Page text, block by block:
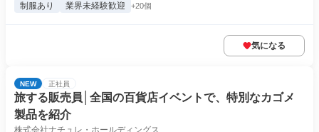
制服あり 業界未経験歓迎 +20個
気になる
NEW 正社員
旅する販売員│全国の百貨店イベントで、特別なカゴメ
製品を紹介
株式会社ナチュレ・ホールディングス